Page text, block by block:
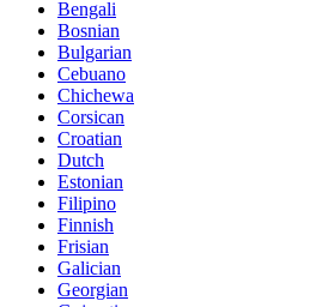
Bengali
Bosnian
Bulgarian
Cebuano
Chichewa
Corsican
Croatian
Dutch
Estonian
Filipino
Finnish
Frisian
Galician
Georgian